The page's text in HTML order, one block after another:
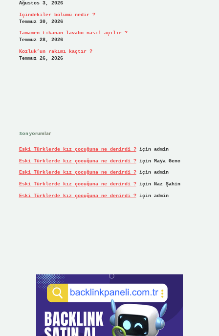
Ağustos 3, 2026
İçindekiler bölümü nedir ?
Temmuz 30, 2026
Tamamen tıkanan lavabo nasıl açılır ?
Temmuz 28, 2026
Kozluk’un rakımı kaçtır ?
Temmuz 26, 2026
Son yorumlar
Eski Türklerde kız çocuğuna ne denirdi ?için admin
Eski Türklerde kız çocuğuna ne denirdi ?için Maya Genc
Eski Türklerde kız çocuğuna ne denirdi ?için admin
Eski Türklerde kız çocuğuna ne denirdi ?için Naz Şahin
Eski Türklerde kız çocuğuna ne denirdi ?için admin